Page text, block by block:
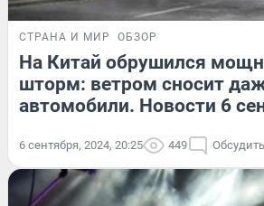
СТРАНА И МИР ОБЗОР
На Китай обрушился
шторм: ветром сносит
автомобили. Новости 6
6 сентября, 2024, 20:25 449 Обсудить